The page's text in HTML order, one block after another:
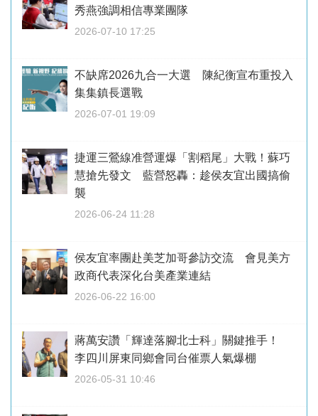
秀燕強調相信專業團隊
2026-07-10 17:25
不缺席2026九合一大選 陳紀衡宣布重投入
集集鎮長選戰
2026-07-01 19:09
捷運三鶯線准營運爆「割稻尾」大戰！蘇巧
慧搶先發文 藍營怒轟：趁侯友宜出國搞偷
襲
2026-06-24 11:28
侯友宜率團赴美芝加哥參訪交流 會見美方
政商代表深化台美產業連結
2026-06-22 16:00
蔣萬安讚「輝達落腳北士科」關鍵推手！
李四川屏東同鄉會同台催票人氣爆棚
2026-05-31 10:46